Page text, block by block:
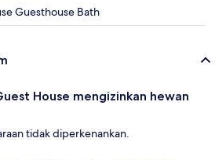
Guesthouse Bath
House mengizinkan hewan
tidak diperkenankan.